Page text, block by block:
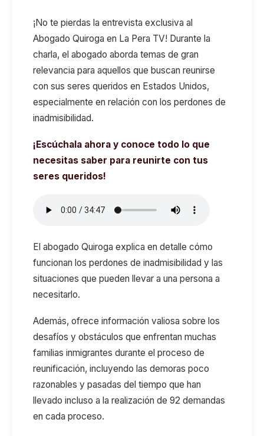
¡No te pierdas la entrevista exclusiva al
Abogado Quiroga en La Pera TV! Durante la
charla, el abogado aborda temas de gran
relevancia para aquellos que buscan reunirse
con sus seres queridos en Estados Unidos,
especialmente en relación con los perdones de
inadmisibilidad.
¡Escúchala ahora y conoce todo lo que
necesitas saber para reunirte con tus
seres queridos!
El abogado Quiroga explica en detalle cómo
funcionan los perdones de inadmisibilidad y las
situaciones que pueden llevar a una persona a
necesitarlo.
Además, ofrece información valiosa sobre los
desafíos y obstáculos que enfrentan muchas
familias inmigrantes durante el proceso de
reunificación, incluyendo las demoras poco
razonables y pasadas del tiempo que han
llevado incluso a la realización de 92 demandas
en cada proceso.